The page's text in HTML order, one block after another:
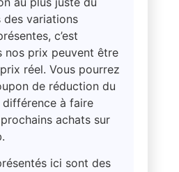
des variations
c’est
nos prix peuvent être
réel. Vous pourrez
de réduction du
à faire
achats sur
ici sont des